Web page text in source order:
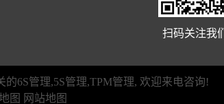
扫码关注我们
的6S管理,5S管理,TPM管理, 欢迎来电咨询!
图 网站地图